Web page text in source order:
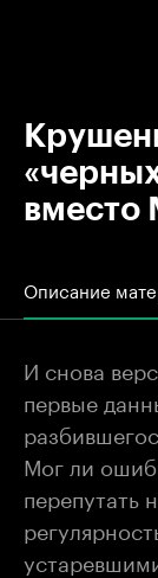
вместо
Описание
И снова
первые
Мог ли
перепутать